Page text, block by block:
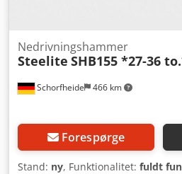
Schorfheide 466 km
Nedrivningshammer
Steelite SHB155 *27-36
Forespørge
Stand: ny, Funktionalitet: fuldt